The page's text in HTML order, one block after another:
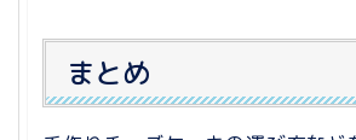
まとめ